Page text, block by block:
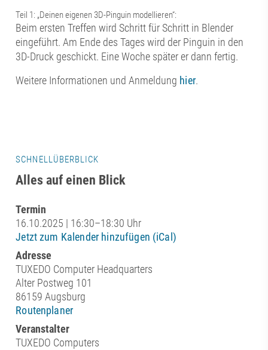
Teil 1: „Deinen eigenen 3D-Pinguin modellieren“:
Beim ersten Treffen wird Schritt für Schritt in Blender
eingeführt. Am Ende des Tages wird der Pinguin in den
3D-Druck geschickt. Eine Woche später er dann fertig.
Weitere Informationen und Anmeldung hier.
SCHNELLÜBERBLICK
Alles auf einen Blick
Termin
16.10.2025 | 16:30–18:30 Uhr
Jetzt zum Kalender hinzufügen (iCal)
Adresse
TUXEDO Computer Headquarters
Alter Postweg 101
86159 Augsburg
Routenplaner
Veranstalter
TUXEDO Computers